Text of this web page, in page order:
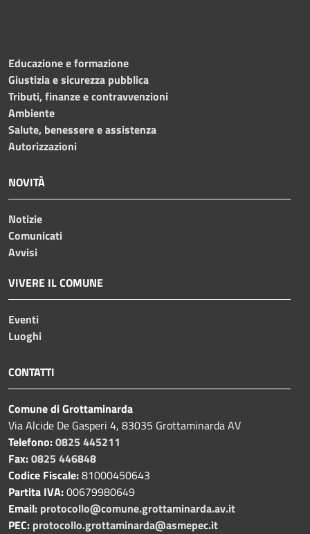
Educazione e formazione
Giustizia e sicurezza pubblica
Tributi, finanze e contravvenzioni
Ambiente
Salute, benessere e assistenza
Autorizzazioni
NOVITÀ
Notizie
Comunicati
Avvisi
VIVERE IL COMUNE
Eventi
Luoghi
CONTATTI
Comune di Grottaminarda
Via Alcide De Gasperi 4, 83035 Grottaminarda AV
Telefono:0825 445211
Fax:0825 446848
Codice Fiscale:81000450643
Partita IVA:00679980649
Email: protocollo@comune.grottaminarda.av.it
PEC: protocollo.grottaminarda@asmepec.it